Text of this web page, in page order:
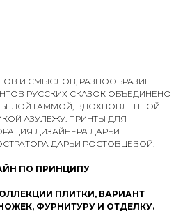
И СМЫСЛОВ, РАЗНООБРАЗИЕ
РУССКИХ СКАЗОК ОБЪЕДИНЕНО
ГАММОЙ, ВДОХНОВЛЕННОЙ
АЗУЛЕЖУ. ПРИНТЫ ДЛЯ
ДИЗАЙНЕРА ДАРЬИ
ДАРЬИ РОСТОВЦЕВОЙ.
ПО ПРИНЦИПУ
ПЛИТКИ, ВАРИАНТ
ФУРНИТУРУ И ОТДЕЛКУ.